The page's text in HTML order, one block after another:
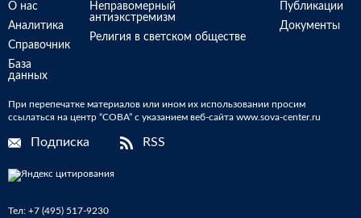
О нас
Аналитика
Справочник
База
данных
Неправомерный
антиэкстремизм
Религия в светском обществе
Публикации
Документы
При перепечатке материалов или ином их использовании просим
ссылаться на центр “СОВА” с указанием веб-сайта www.sova-center.ru
Подписка RSS
Тел: +7 (495) 517-9230